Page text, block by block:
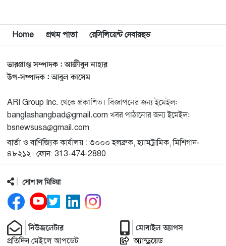
বিশ্বজুড়ে কূটনৈতিক পুনর্বিন্যাস, ৫ অঞ্চলে মিশন বন্ধ করছে
যুক্তরাষ্ট্র
১২
মিশিগানে ফ্রেন্ডস এন্ড ফ্যামিলির বনভোজনে প্রাণের উচ্ছ্বাস
১৩
মিশিগানে ডেমোক্র্যাটদের প্রাইমারিতে আল-সাইয়েদকে হারাতে
কেন এত মরিয়া ইসারায়েলি লবি এআইপ্যাক
১৪
মুনা দাওয়াহ কনফারেন্স ২০২৬ সম্পর্কে প্রেস ব্রিফিং
১৫
শেখ হাসিনার সঙ্গে সংবাদ সম্মেলনে থাকছেন সাকিব আল
হাসান
১৬
যুক্তরাষ্ট্রকে ছাড়ে বাধ্য করতে কোন কৌশলে ওয়াশিংটনের ওপর
চাপ বাড়াচ্ছে ইরান
১৭
Home প্রথম পাতা রেসিলিয়েন্ট নেবারহুড
ভারপ্রাপ্ত সম্পাদক : আজীবুন নাহার
উপ-সম্পাদক : আবুল কাসেম
ARI Group Inc. থেকে প্রকাশিত। বিজ্ঞাপনের জন্য ইমেইল:
banglashangbad@gmail.com খবর পাঠানোর জন্য ইমেইল:
bsnewsusa@gmail.com
বার্তা ও বাণিজ্যিক কার্যালয় : ৩০০০ হলব্রুক, হ্যামট্রামিক, মিশিগান-
৪৮২১২। ফোন: 313-474-2880
সোশ্যাল মিডিয়া
নিউজলেটার
প্রতিদিন মেইলে আপডেট
মোবাইল অ্যাপস
অ্যান্ড্রয়েড